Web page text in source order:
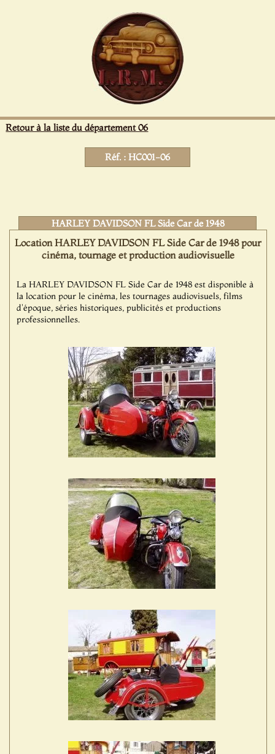
Retour à la liste du département 06
Réf. : HC001-06
HARLEY DAVIDSON FL Side Car de 1948
Location HARLEY DAVIDSON FL Side Car de 1948 pour
cinéma, tournage et production audiovisuelle
La HARLEY DAVIDSON FL Side Car de 1948 est disponible à
la location pour le cinéma, les tournages audiovisuels, films
d'époque, séries historiques, publicités et productions
professionnelles.